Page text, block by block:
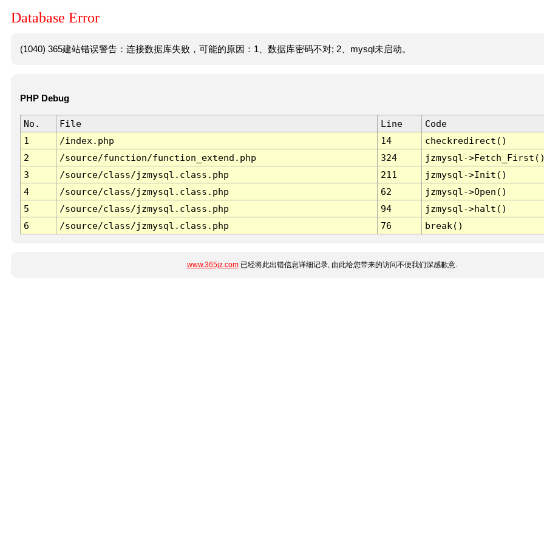
Database Error
(1040) 365建站错误警告：连接数据库失败，可能的原因：1、数据库密码不对; 2、mysql未启动。
PHP Debug
No. File Line
Code
1
/index.php 14
checkredirect()
2
/source/function/function_extend.php 324
jzmysql-
3
/source/class/jzmysql.class.php 211
jzmysql->Init()
4
/source/class/jzmysql.class.php 62
jzmysql->Open()
5
/source/class/jzmysql.class.php 94
jzmysql->halt()
6
/source/class/jzmysql.class.php 76 break()
www.365jz.com已经将此出错信息详细记录, 由此给您带来的访问不便我们深感歉意.